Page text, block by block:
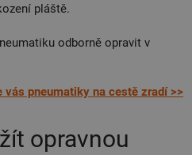
pláště.
odborně opravit v
vás pneumatiky na cestě zradí >>
opravnou